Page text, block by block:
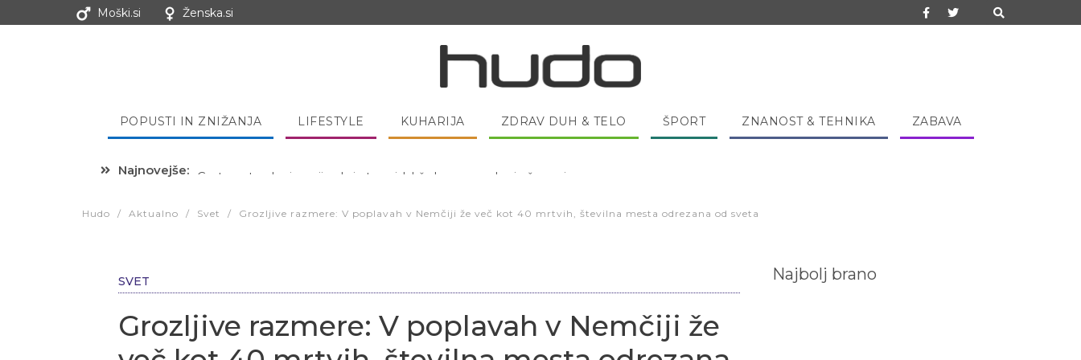
Moški.si Ženska.si
POPUSTI IN ZNIŽANJA LIFESTYLE KUHARIJA ZDRAV DUH & TELO ŠPORT ZNANOST & TEHNIKA ZABAVA
Najnovejše: Hibernacijska dieta: Zakaj je pred spanjem dobro pojesti žlico medu?
Hudo / Aktualno / Svet / Grozljive razmere: V poplavah v Nemčiji že več kot 40 mrtvih, številna mesta odrezana od sveta
SVET
Grozljive razmere: V poplavah v Nemčiji že
Najbolj brano